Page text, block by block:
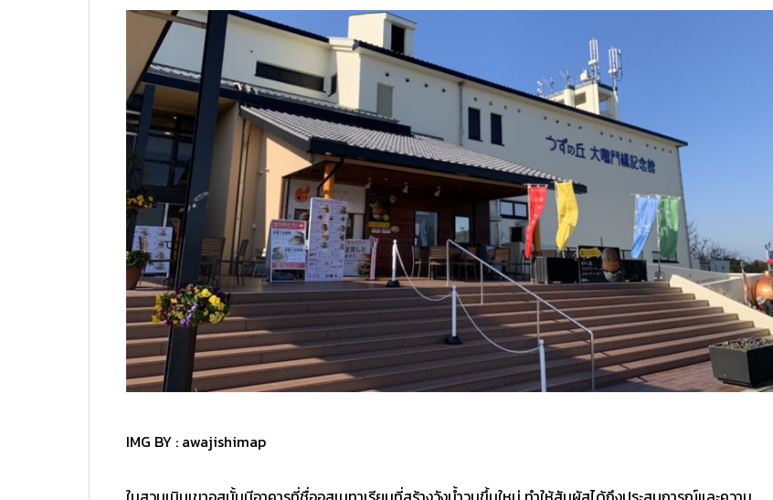
IMG BY : awajishimap